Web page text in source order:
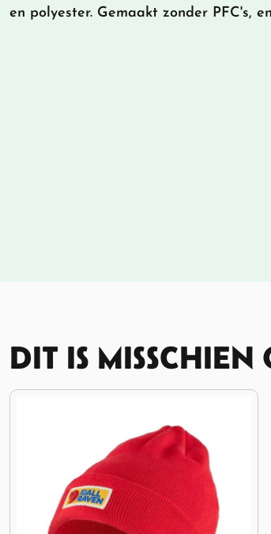
en polyester. Gemaakt zonder PFC's,
DIT IS MISSCHIEN